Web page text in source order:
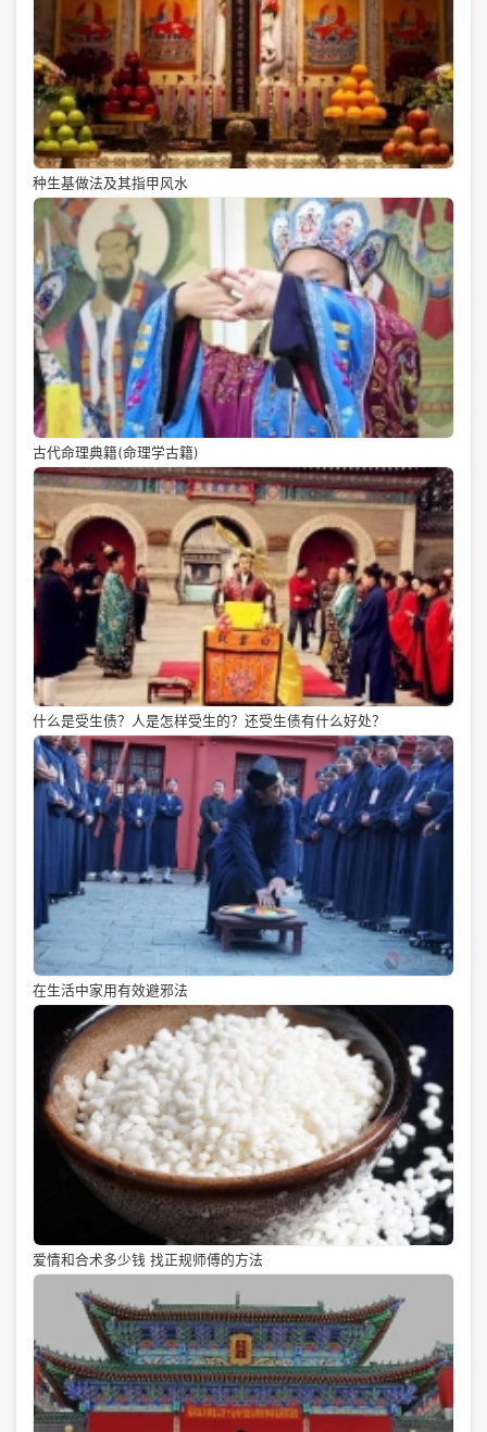
种生基做法及其指甲风水
古代命理典籍(命理学古籍)
什么是受生债？人是怎样受生的？还受生债有什么好处？
在生活中家用有效避邪法
爱情和合术多少钱 找正规师傅的方法